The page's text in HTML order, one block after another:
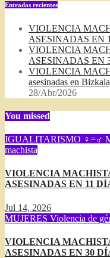
Entradas recientes
VIOLENCIA
ASESINADAS EN
VIOLENCIA
ASESINADAS EN
VIOLENCIA
asesinadas en
28/Abr/2026
You missed
IGUALITARISMO ♀=♂
machista
VIOLENCIA
ASESINADAS EN 11
Jul 14, 2026
MUJERES Violencia de
VIOLENCIA
ASESINADAS EN 30